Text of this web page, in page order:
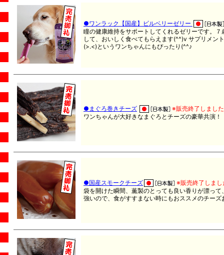
●ワンラック【国産】ビルベリーゼリー
瞳の健康維持をサポートしてくれるゼリーです。
して、おいしく食べてもらえます(^^)v サプリメン
(>.<)というワンちゃんにもぴったり(^^♪
●まぐろ巻きチーズ
※販売終了しまし
ワンちゃんが大好きなまぐろとチーズの豪華共演！
●国産スモークチーズ
※販売終了しまし
袋を開けた瞬間、薫製のとっても良い香りが漂っ
強いので、食がすすまない時にもおススメのチーズ